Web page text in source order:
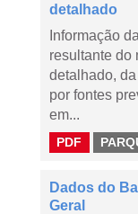
detalhado
Informação
resultante do
detalhado,
por fontes
em...
PDF
Dados do
Geral